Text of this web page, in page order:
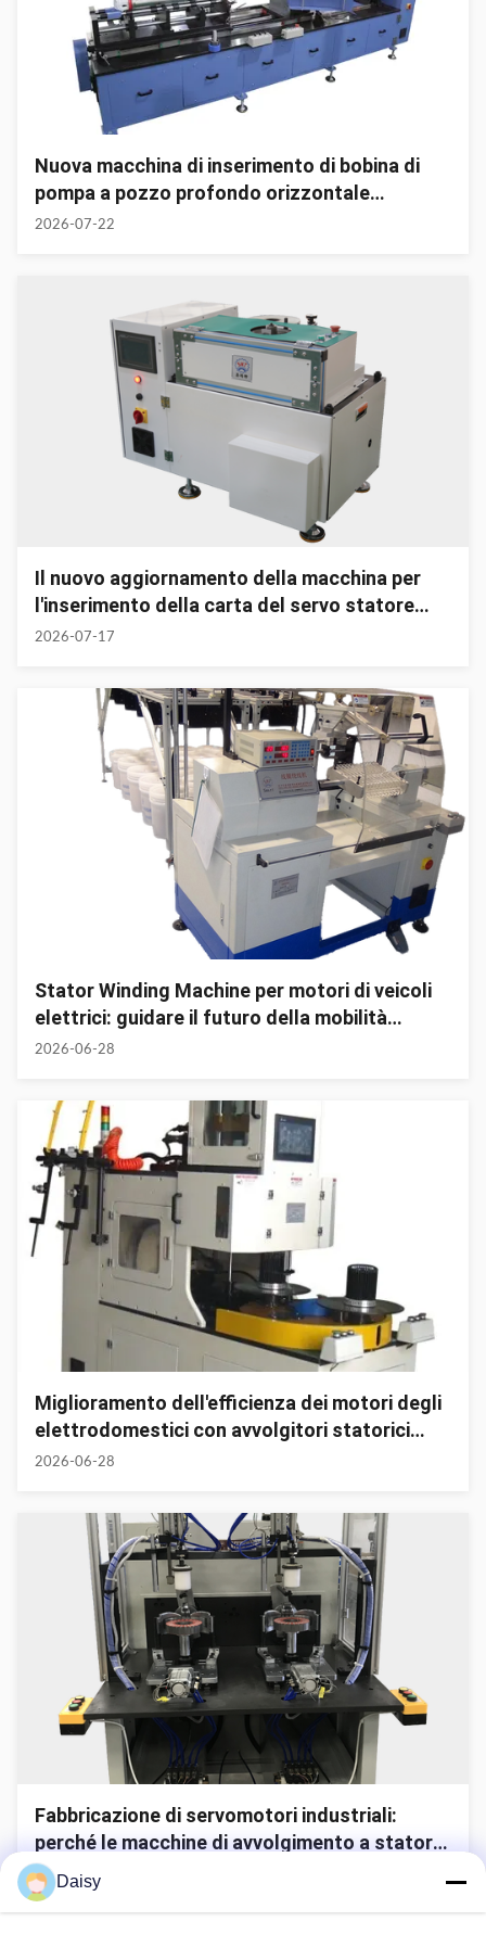
Nuova macchina di inserimento di bobina di
pompa a pozzo profondo orizzontale
ottimizza l'incorporazione dello statore per la
2026-07-22
Il nuovo aggiornamento della macchina per
l'inserimento della carta del servo statore
aumenta l'efficienza e la precisione nella
2026-07-17
Stator Winding Machine per motori di veicoli
elettrici: guidare il futuro della mobilità
elettrica
2026-06-28
Miglioramento dell'efficienza dei motori degli
elettrodomestici con avvolgitori statorici
avanzati
2026-06-28
Fabbricazione di servomotori industriali:
perché le macchine di avvolgimento a statore
di precisione sono critiche
2026-06-28
Daisy